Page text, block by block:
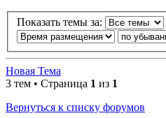
Показать темы за:
Новая Тема
3 тем • Страница 1 из 1
Вернуться к списку форумов